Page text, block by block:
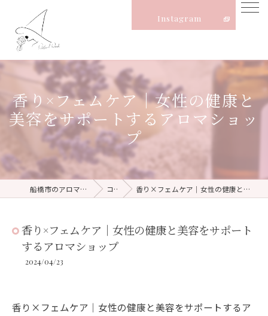
Instagram
香り×フェムケア｜女性の健康と
美容をサポートするアロマショッ
プ
船橋市のアロマならNatural Witch コラム 香り×フェムケア｜女性の健康と美容をサポートするアロマショップ
香り×フェムケア｜女性の健康と美容をサポート
するアロマショップ
2024/04/23
香り×フェムケア｜女性の健康と美容をサポートするア